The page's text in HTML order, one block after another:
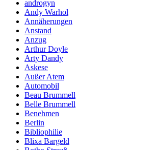
androgyn
Andy Warhol
Annäherungen
Anstand
Anzug
Arthur Doyle
Arty Dandy
Askese
Außer Atem
Automobil
Beau Brummell
Belle Brummell
Benehmen
Berlin
Bibliophilie
Blixa Bargeld